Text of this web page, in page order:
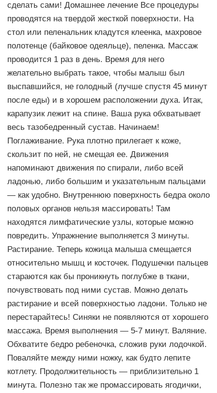
сделать сами! Домашнее лечение Все процедуры
проводятся на твердой жесткой поверхности. На
стол или пеленальник кладутся клеенка, махровое
полотенце (байковое одеяльце), пеленка. Массаж
проводится 1 раз в день. Время для него
желательно выбрать такое, чтобы малыш был
выспавшийся, не голодный (лучше спустя 45 минут
после еды) и в хорошем расположении духа. Итак,
карапузик лежит на спине. Ваша рука обхватывает
весь тазобедренный сустав. Начинаем!
Поглаживание. Рука плотно прилегает к коже,
скользит по ней, не смещая ее. Движения
напоминают движения по спирали, либо всей
ладонью, либо большим и указательным пальцами
— как удобно. Внутреннюю поверхность бедра около
половых органов нельзя массировать! Там
находятся лимфатические узлы, которые можно
повредить. Упражнение выполняется 3 минуты.
Растирание. Теперь кожица малыша смещается
относительно мышц и косточек. Подушечки пальцев
стараются как бы проникнуть поглубже в ткани,
почувствовать под ними сустав. Можно делать
растирание и всей поверхностью ладони. Только не
перестарайтесь! Синяки не появляются от хорошего
массажа. Время выполнения — 5-7 минут. Валяние.
Обхватите бедро ребеночка, сложив руки лодочкой.
Поваляйте между ними ножку, как будто лепите
котлету. Продолжительность — приблизительно 1
минута. Полезно так же промассировать ягодички,